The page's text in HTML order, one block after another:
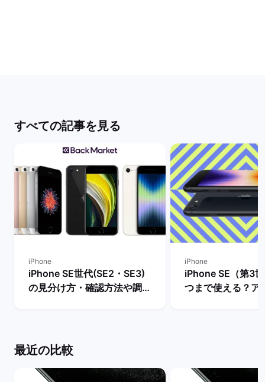
すべての記事を見る
iPhone
iPhone SE世代(SE2・SE3)
の見分け方・確認方法や調べ
iPhone
iPhone SE（第3
つまで使える？ア
最近の比較